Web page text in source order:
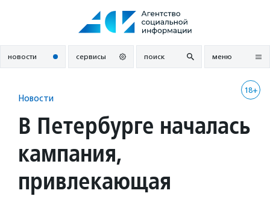
новости сервисы поиск меню
18+
Новости
В Петербурге началась
кампания,
привлекающая